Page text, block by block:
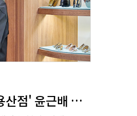
산점' 윤근배 대표를 만나